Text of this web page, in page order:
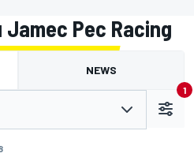
Pec Racing
NEWS
1